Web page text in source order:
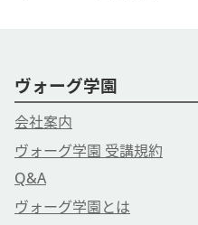
ヴォーグ学園
会社案内
ヴォーグ学園 受講規約
Q&A
ヴォーグ学園とは